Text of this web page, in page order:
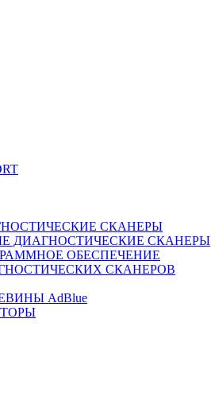
СКАНЕРЫ
ДИАГНОСТИЧЕСКИЕ СКАНЕРЫ
ОБЕСПЕЧЕНИЕ
СКАНЕРОВ
АdBlue